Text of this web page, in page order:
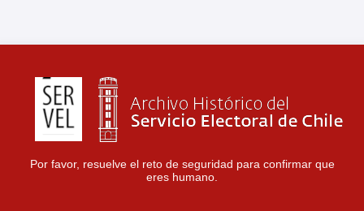
Por favor, resuelve el reto de seguridad para confirmar que
eres humano.